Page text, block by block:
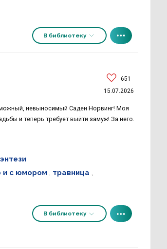
В библиотеку
651
15.07.2026
невыносимый Саден Норвинг! Моя
и теперь требует выйти замуж! За него.
и с юмором , травница ,
В библиотеку